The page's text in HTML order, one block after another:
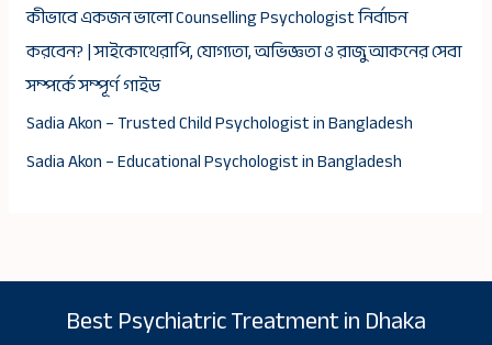
কীভাবে একজন ভালো Counselling Psychologist নির্বাচন
করবেন? | সাইকোথেরাপি, যোগ্যতা, অভিজ্ঞতা ও রাজু আকনের সেবা
সম্পর্কে সম্পূর্ণ গাইড
Sadia Akon – Trusted Child Psychologist in Bangladesh
Sadia Akon – Educational Psychologist in Bangladesh
Best Psychiatric Treatment in Dhaka